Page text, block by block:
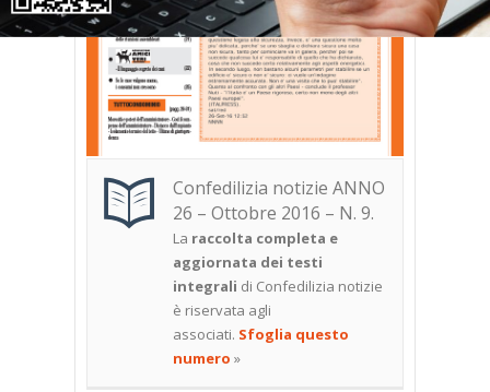
Confedilizia notizie ANNO
26 – Ottobre 2016 – N. 9.
La raccolta completa e
aggiornata dei testi
integrali di Confedilizia notizie
è riservata agli
associati. Sfoglia questo
numero »